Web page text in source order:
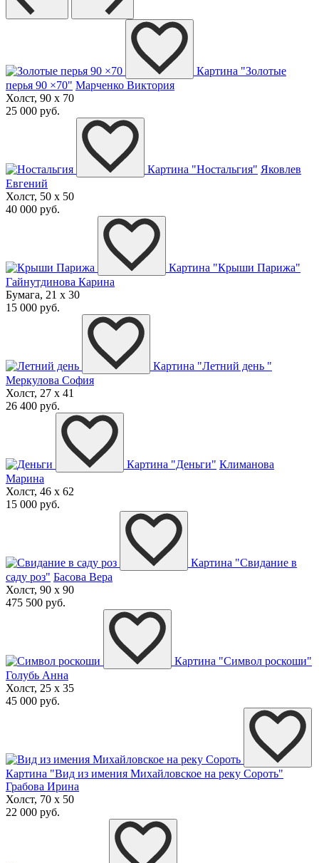
Картина "Золотые
перья 90 ×70" Марченко Виктория
Холст, 90 x 70
25 000 руб.
Картина "Ностальгия" Яковлев
Евгений
Холст, 50 x 50
40 000 руб.
Картина "Крыши Парижа"
Гайнутдинова Карина
Бумага, 21 x 30
15 000 руб.
Картина "Летний день "
Меркулова София
Холст, 27 x 41
26 400 руб.
Картина "Деньги" Климанова
Марина
Холст, 46 x 62
15 000 руб.
Картина "Свидание в
саду роз" Басова Вера
Холст, 90 x 90
475 500 руб.
Картина "Символ роскоши"
Голубь Анна
Холст, 25 x 35
45 000 руб.
Картина "Вид из имения Михайловское на реку Сороть"
Грабова Ирина
Холст, 70 x 50
22 000 руб.